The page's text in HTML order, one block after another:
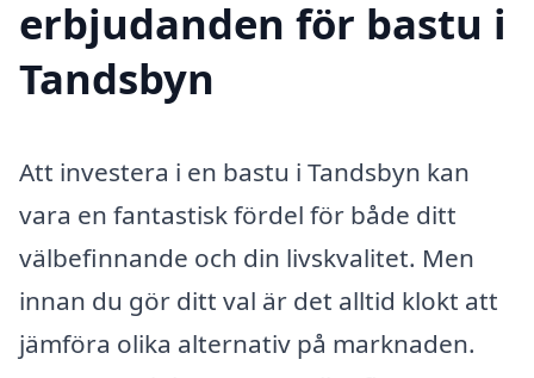
erbjudanden för bastu i
Tandsbyn
Att investera i en bastu i Tandsbyn kan
vara en fantastisk fördel för både ditt
välbefinnande och din livskvalitet. Men
innan du gör ditt val är det alltid klokt att
jämföra olika alternativ på marknaden.